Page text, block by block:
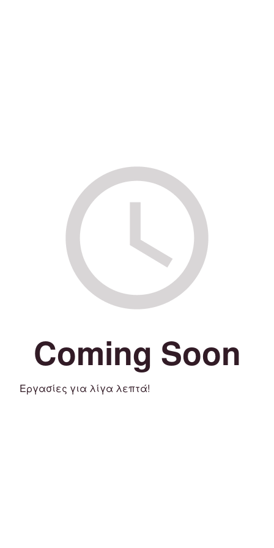
Coming Soon
Εργασίες για λίγα λεπτά!